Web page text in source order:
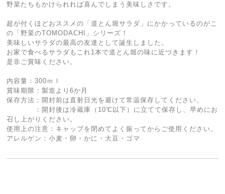
野菜たちもかけられれば喜んでしまう美味しさです。
超が付くほどおススメの「道とん堀サラダ」にかかっているのがこ
の「野菜のTOMODACHI」シリーズ！
美味しいサラダの最高の友達として誕生しました。
お家で食べるサラダもこれ1本で道とん堀の味に近づきます！
是非ご賞味ください。
内容量：300ｍｌ
賞味期限：製造より6か月
保存方法：開封前は直射日光を避けて常温保存してください。
：開封後は冷蔵庫（10℃以下）に立てて保存し、早めにお
召し上がりください。
使用上の注意：キャップを閉めてよく振ってからご使用ください。
アレルゲン：小麦・卵・かに・大豆・ゴマ